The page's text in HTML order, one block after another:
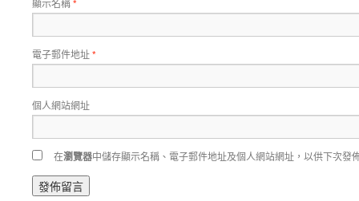
顯示名稱*
電子郵件地址*
個人網站網址
在瀏覽器中儲存顯示名稱、電子郵件地址及個人網站網址，以供下次發